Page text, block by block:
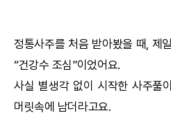
문의사항
정통사주를 처음 받아봤을 때, 제
“건강수 조심”이었어요.
사실 별생각 없이 시작한 사주풀
머릿속에 남더라고요.